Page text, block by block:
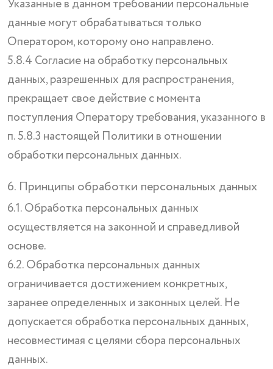
Указанные в данном требовании персональные
данные могут обрабатываться только
Оператором, которому оно направлено.
5.8.4 Согласие на обработку персональных
данных, разрешенных для распространения,
прекращает свое действие с момента
поступления Оператору требования, указанного в
п. 5.8.3 настоящей Политики в отношении
обработки персональных данных.
6. Принципы обработки персональных данных
6.1. Обработка персональных данных
осуществляется на законной и справедливой
основе.
6.2. Обработка персональных данных
ограничивается достижением конкретных,
заранее определенных и законных целей. Не
допускается обработка персональных данных,
несовместимая с целями сбора персональных
данных.